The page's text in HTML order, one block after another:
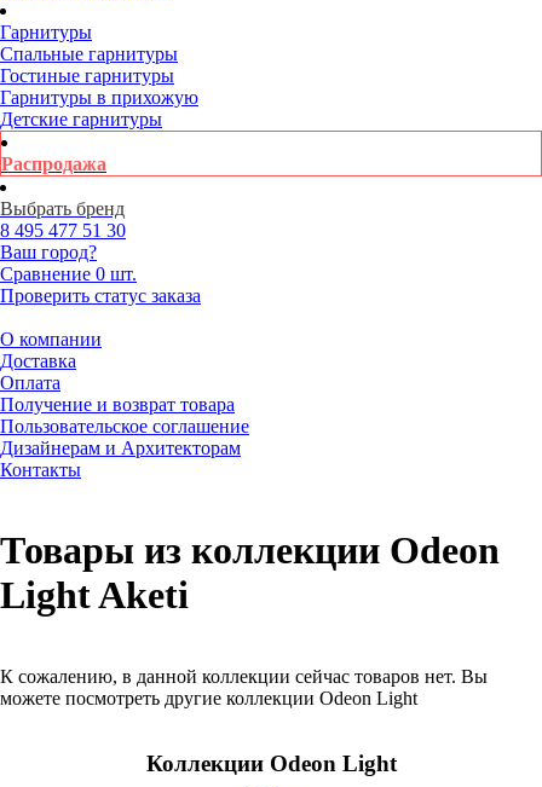
Гарнитуры
Спальные гарнитуры
Гостиные гарнитуры
Гарнитуры в прихожую
Детские гарнитуры
Распродажа
Выбрать бренд
8 495 477 51 30
Ваш город?
Сравнение 0 шт.
Проверить статус заказа
О компании
Доставка
Оплата
Получение и возврат товара
Пользовательское соглашение
Дизайнерам и Архитекторам
Контакты
Товары из коллекции Odeon
Light Aketi
К сожалению, в данной коллекции сейчас товаров нет. Вы
можете посмотреть другие коллекции Odeon Light
Коллекции Odeon Light